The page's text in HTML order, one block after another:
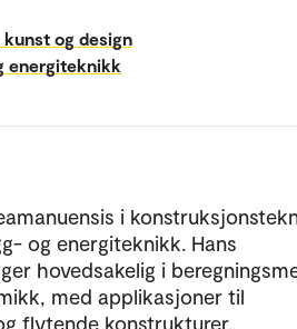
og design
energiteknikk
i
og energiteknikk. Hans
hovedsakelig i
med applikasjoner til
flytende konstrukturer.